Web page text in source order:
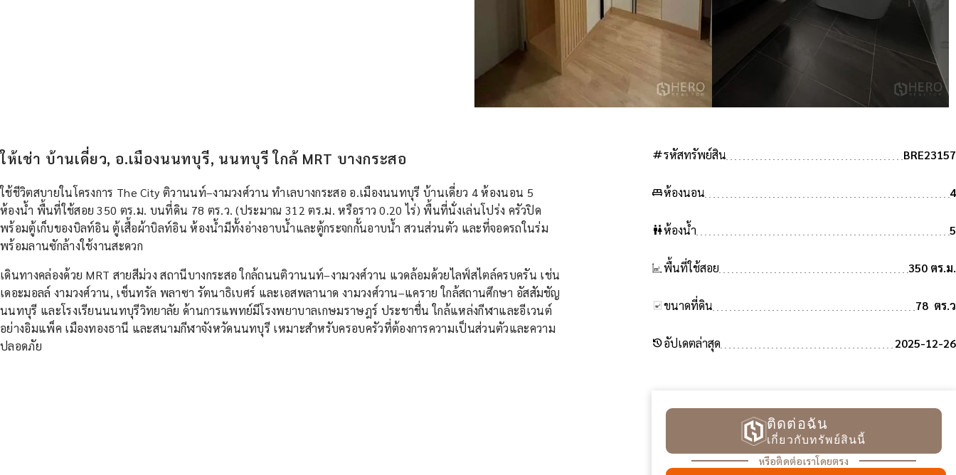
ให้เช่า บ้านเดี่ยว, อ.เมืองนนทบุรี, นนทบุรี ใกล้ MRT บางกระสอ
ใช้ชีวิตสบายในโครงการ The City ติวานนท์–งามวงศ์วาน ทำเลบางกระสอ อ.เมืองนนทบุรี บ้านเดี่ยว 4 ห้องนอน 5
ห้องน้ำ พื้นที่ใช้สอย 350 ตร.ม. บนที่ดิน 78 ตร.ว. (ประมาณ 312 ตร.ม. หรือราว 0.20 ไร่) พื้นที่นั่งเล่นโปร่ง ครัวปิด
พร้อมตู้เก็บของบิลท์อิน ตู้เสื้อผ้าบิลท์อิน ห้องน้ำมีทั้งอ่างอาบน้ำและตู้กระจกกั้นอาบน้ำ สวนส่วนตัว และที่จอดรถในร่ม
พร้อมลานซักล้างใช้งานสะดวก
เดินทางคล่องด้วย MRT สายสีม่วง สถานีบางกระสอ ใกล้ถนนติวานนท์–งามวงศ์วาน แวดล้อมด้วยไลฟ์สไตล์ครบครัน เช่น
เดอะมอลล์ งามวงศ์วาน, เซ็นทรัล พลาซา รัตนาธิเบศร์ และเอสพลานาด งามวงศ์วาน–แคราย ใกล้สถานศึกษา อัสสัมชัญ
นนทบุรี และโรงเรียนนนทบุรีวิทยาลัย ด้านการแพทย์มีโรงพยาบาลเกษมราษฎร์ ประชาชื่น ใกล้แหล่งกีฬาและอีเวนต์
อย่างอิมแพ็ค เมืองทองธานี และสนามกีฬาจังหวัดนนทบุรี เหมาะสำหรับครอบครัวที่ต้องการความเป็นส่วนตัวและความ
ปลอดภัย
tagรหัสทรัพย์สิน BRE23157
king_bedห้องนอน 4
wcห้องน้ำ 5
พื้นที่ใช้สอย 350 ตร.ม.
ขนาดที่ดิน 78 ตร.ว
historyอัปเดตล่าสุด 2025-12-26
ติดต่อฉัน
เกี่ยวกับทรัพย์สินนี้
หรือติดต่อเราโดยตรง